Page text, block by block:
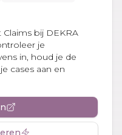
bij DEKRA
je
in, houd je de
cases aan en